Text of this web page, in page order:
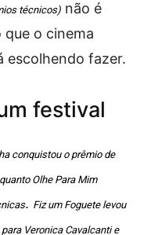
técnicos) não é
o cinema
escolhendo fazer.
festival
conquistou o prêmio de
Olhe Para Mim
. Fiz um Foguete levou
Veronica Cavalcanti e